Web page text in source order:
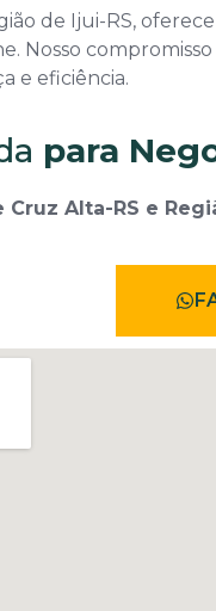
de Ijui-RS,
Nosso
e eficiência.
para
Cruz Alta-RS e